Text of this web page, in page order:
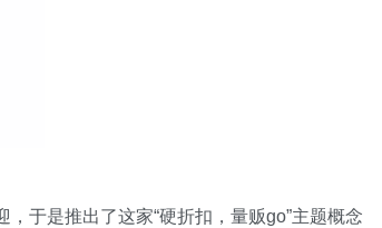
于是推出了这家“硬折扣，量贩go”主题概念